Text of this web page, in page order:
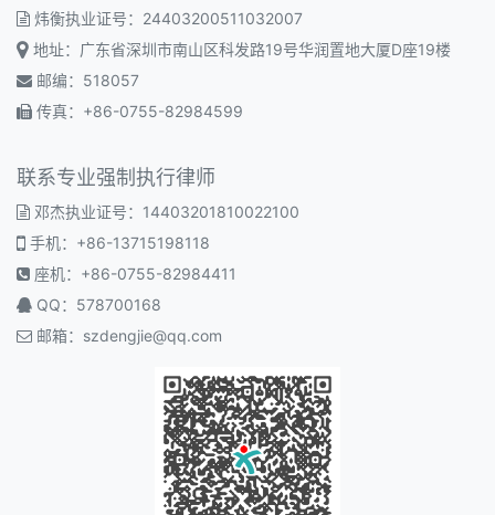
炜衡执业证号：24403200511032007
地址：广东省深圳市南山区科发路19号华润置地大厦D座19楼
邮编：518057
传真：+86-0755-82984599
联系专业强制执行律师
邓杰执业证号：14403201810022100
手机：+86-13715198118
座机：+86-0755-82984411
QQ：578700168
邮箱： szdengjie@qq.com